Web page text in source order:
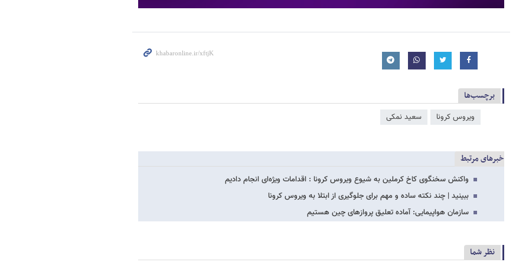
برچسب‌ها
ویروس کرونا سعید نمکی
خبرهای مرتبط
واکنش سخنگوی کاخ کرملین به شیوع ویروس کرونا : اقدامات ویژه‌ای انجام دادیم
ببینید | چند نکته ساده و مهم برای جلوگیری از ابتلا به ویروس‌ کرونا
سازمان هواپیمایی: آماده تعلیق پروازهای چین هستیم
نظر شما